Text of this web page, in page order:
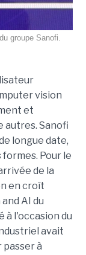
groupe Sanofi.
vision
et
autres. Sanofi
longue date,
formes. Pour le
de la
en croît
AI du
à l'occasion du
avait
passer à